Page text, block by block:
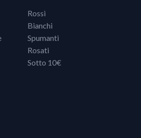
Rossi
Bianchi
Spumanti
Rosati
Sotto 10€